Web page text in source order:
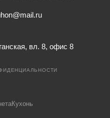
вл. 8, офис 8